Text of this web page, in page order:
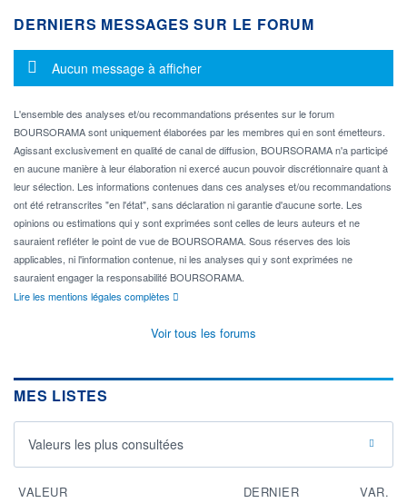
DERNIERS MESSAGES SUR LE FORUM
Message d'information
Aucun message à afficher
L'ensemble des analyses et/ou recommandations présentes sur le forum
BOURSORAMA sont uniquement élaborées par les membres qui en sont émetteurs.
Agissant exclusivement en qualité de canal de diffusion, BOURSORAMA n'a participé
en aucune manière à leur élaboration ni exercé aucun pouvoir discrétionnaire quant à
leur sélection. Les informations contenues dans ces analyses et/ou recommandations
ont été retranscrites "en l'état", sans déclaration ni garantie d'aucune sorte. Les
opinions ou estimations qui y sont exprimées sont celles de leurs auteurs et ne
sauraient refléter le point de vue de BOURSORAMA. Sous réserves des lois
applicables, ni l'information contenue, ni les analyses qui y sont exprimées ne
sauraient engager la responsabilité BOURSORAMA.
Lire les mentions légales complètes
Voir tous les forums
MES LISTES
Valeurs les plus consultées
VALEUR DERNIER VAR.